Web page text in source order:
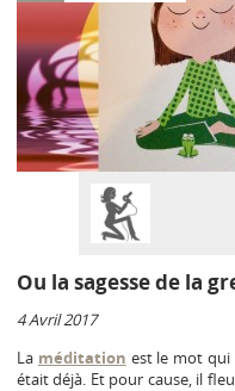
Ou la sagesse de la
4 Avril 2017
La méditation est le mot qui
était déjà. Et pour cause, il